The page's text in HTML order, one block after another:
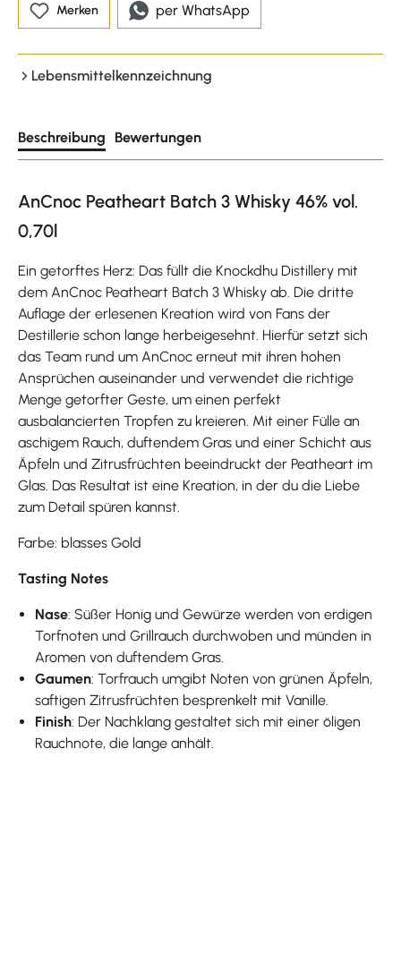
Merken per WhatsApp
Lebensmittelkennzeichnung
Beschreibung Bewertungen
AnCnoc Peatheart Batch 3 Whisky 46% vol.
0,70l
Ein getorftes Herz: Das füllt die Knockdhu Distillery mit
dem AnCnoc Peatheart Batch 3 Whisky ab. Die dritte
Auflage der erlesenen Kreation wird von Fans der
Destillerie schon lange herbeigesehnt. Hierfür setzt sich
das Team rund um AnCnoc erneut mit ihren hohen
Ansprüchen auseinander und verwendet die richtige
Menge getorfter Geste, um einen perfekt
ausbalancierten Tropfen zu kreieren. Mit einer Fülle an
aschigem Rauch, duftendem Gras und einer Schicht aus
Äpfeln und Zitrusfrüchten beeindruckt der Peatheart im
Glas. Das Resultat ist eine Kreation, in der du die Liebe
zum Detail spüren kannst.
Farbe: blasses Gold
Tasting Notes
Nase: Süßer Honig und Gewürze werden von erdigen
Torfnoten und Grillrauch durchwoben und münden in
Aromen von duftendem Gras.
Gaumen: Torfrauch umgibt Noten von grünen Äpfeln,
saftigen Zitrusfrüchten besprenkelt mit Vanille.
Finish: Der Nachklang gestaltet sich mit einer öligen
Rauchnote, die lange anhält.